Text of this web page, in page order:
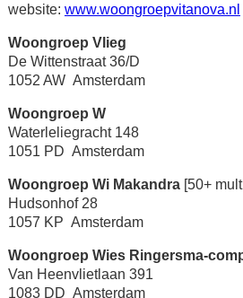
website: www.woongroepvitanova.nl
Woongroep Vlieg
De Wittenstraat 36/D
1052 AW Amsterdam
Woongroep W
Waterleliegracht 148
1051 PD Amsterdam
Woongroep Wi Makandra[50+
Hudsonhof 28
1057 KP Amsterdam
Woongroep Wies Ringersma-
Van Heenvlietlaan 391
1083 DD Amsterdam